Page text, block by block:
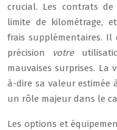
crucial. Les contrats
limite de kilométrage,
frais supplémentaires. Il
précision votre
mauvaises surprises. La
à-dire sa valeur
un rôle majeur dans le
Les options et